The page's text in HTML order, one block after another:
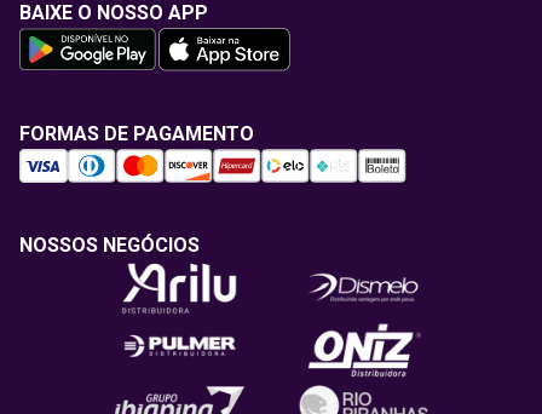
BAIXE O NOSSO APP
FORMAS DE PAGAMENTO
NOSSOS NEGÓCIOS